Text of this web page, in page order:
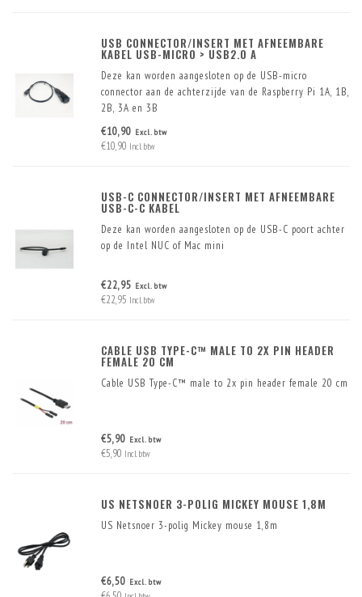
USB CONNECTOR/INSERT MET AFNEEMBARE
KABEL USB-MICRO > USB2.0 A
Deze kan worden aangesloten op de USB-micro
connector aan de achterzijde van de Raspberry Pi 1A, 1B,
2B, 3A en 3B
€10,90 Excl. btw
€10,90 Incl. btw
USB-C CONNECTOR/INSERT MET AFNEEMBARE
USB-C-C KABEL
Deze kan worden aangesloten op de USB-C poort achter
op de Intel NUC of Mac mini
€22,95 Excl. btw
€22,95 Incl. btw
CABLE USB TYPE-C™ MALE TO 2X PIN HEADER
FEMALE 20 CM
Cable USB Type-C™ male to 2x pin header female 20 cm
€5,90 Excl. btw
€5,90 Incl. btw
US NETSNOER 3-POLIG MICKEY MOUSE 1,8M
US Netsnoer 3-polig Mickey mouse 1,8m
€6,50 Excl. btw